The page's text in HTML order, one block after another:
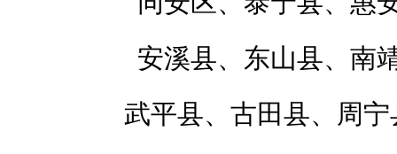
安溪县、东山县、南
武平县、古田县、周宁